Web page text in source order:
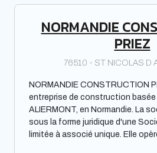
structure de l'entreprise.
NORMANDIE
PRIEZ
76510 - ST NICOLAS D
NORMANDIE CONSTRUCTION
entreprise de construction basée
ALIERMONT, en Normandie. La
sous la forme juridique d'une
limitée à associé unique. Elle